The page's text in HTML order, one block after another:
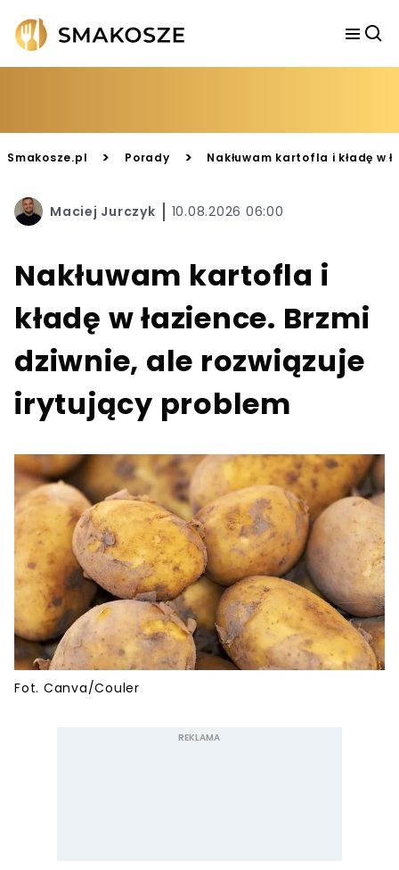
Smakosze.pl > Porady > Nakłuwam kartofla i kładę w
Maciej Jurczyk 10.08.2026 06:00
Nakłuwam kartofla i
kładę w łazience. Brzmi
dziwnie, ale rozwiązuje
irytujący problem
Fot. Canva/Couler